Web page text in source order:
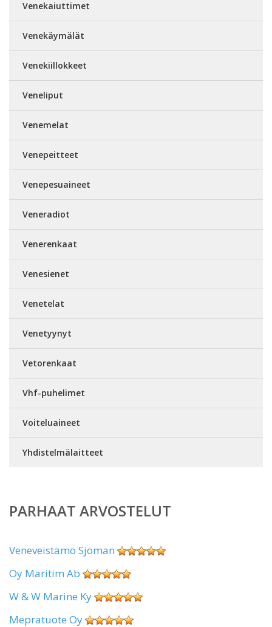
Venekaiuttimet
Venekäymälät
Venekiillokkeet
Veneliput
Venemelat
Venepeitteet
Venepesuaineet
Veneradiot
Venerenkaat
Venesienet
Venetelat
Venetyynyt
Vetorenkaat
Vhf-puhelimet
Voiteluaineet
Yhdistelmälaitteet
PARHAAT ARVOSTELUT
Veneveistämö Sjöman
Oy Maritim Ab
W & W Marine Ky
Mepratuote Oy